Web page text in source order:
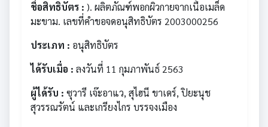
ชื่อสิทธิบัตร : ). ผลิตภัณฑ์พอกผิวกายจากเนื้อเมล็ด
มะขาม. เลขที่คำขอจดอนุสิทธิบัตร 2003000256
ประเภท : อนุสิทธิบัตร
ได้รับเมื่อ : ลงวันที่ 11 กุมภาพันธ์ 2563
ผู้ได้รับ : ซุวารี เจ๊ะอาแว, สุไฮนี ขาเดร์, ปิยะนุช
สุวรรณรัตน์ และเกรียงไกร บรรจงเมือง